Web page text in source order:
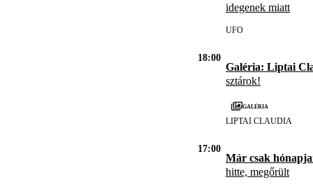
idegenek miatt
UFO
18:00
Galéria: Liptai
sztárok!
Galéria
LIPTAI CLAUDIA
17:00
Már csak
hitte, megőrült